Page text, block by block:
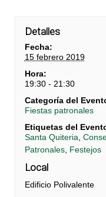
Detalles
Fecha:
15 febrero 2019
Hora:
19:30 - 21:30
Categoría del
Fiestas patronales
Etiquetas del
Santa Quiteria
Patronales, Festejos
Local
Edificio Polivalente